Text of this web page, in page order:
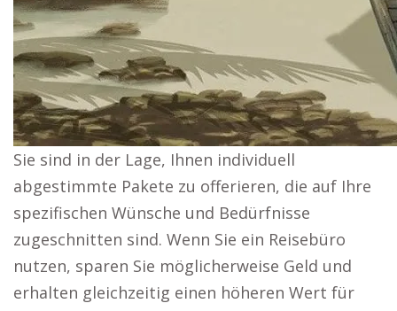
Sie sind in der Lage, Ihnen individuell
abgestimmte Pakete zu offerieren, die auf Ihre
spezifischen Wünsche und Bedürfnisse
zugeschnitten sind. Wenn Sie ein Reisebüro
nutzen, sparen Sie möglicherweise Geld und
erhalten gleichzeitig einen höheren Wert für